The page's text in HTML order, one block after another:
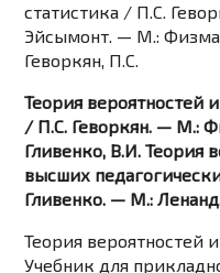
статистика / П.С.
Эйсымонт. — М.:
Геворкян, П.С.
Теория вероятностей
/ П.С. Геворкян. — М.:
Гливенко, В.И. Теория
высших
Гливенко. — М.:
Теория вероятностей
Учебник для